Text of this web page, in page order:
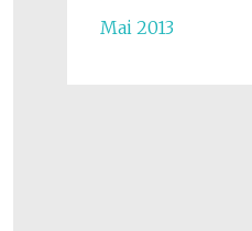
Mai 2013